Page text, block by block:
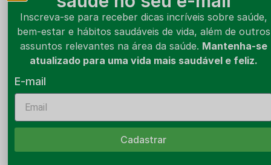
Inscreva-se para receber dicas incríveis sobre saúde,
bem-estar e hábitos saudáveis de vida, além de outros
assuntos relevantes na área da saúde. Mantenha-se
atualizado para uma vida mais saudável e feliz.
E-mail
Cadastrar